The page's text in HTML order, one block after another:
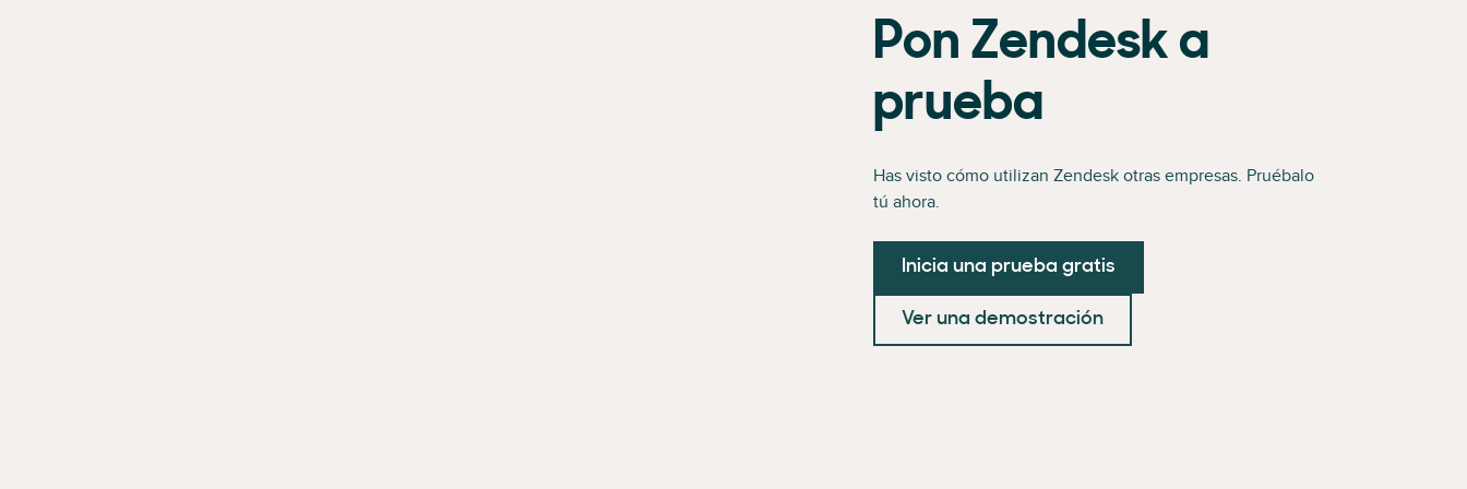
Pon Zendesk a
prueba
Has visto cómo utilizan Zendesk otras empresas. Pruébalo
tú ahora.
Inicia una prueba gratis
Ver una demostración